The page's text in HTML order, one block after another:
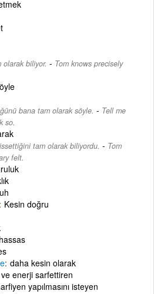
olarak biliyor. - Tom knows precisely
bana tam olarak söyle. - Tell me
so.
tam olarak biliyordu. - Tom
felt.
Kesin doğru
daha kesin olarak
enerji sarfettiren
yapılmasını isteyen